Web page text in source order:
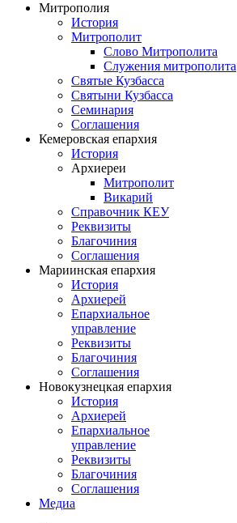
Митрополия
История
Митрополит
Слово Митрополита
Служения митрополита
Святые Кузбасса
Святыни Кузбасса
Семинария
Соглашения
Кемеровская епархия
История
Архиереи
Митрополит
Викарий
Справочник КЕУ
Реквизиты
Благочиния
Соглашения
Мариинская епархия
История
Архиерей
Епархиальное
управление
Реквизиты
Благочиния
Соглашения
Новокузнецкая епархия
История
Архиерей
Епархиальное
управление
Реквизиты
Благочиния
Соглашения
Медиа